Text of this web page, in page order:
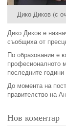
Дико Диков (с
Дико Диков е
съобщиха от
По образование е
професионалното
последните
До момента на
правителство на
Нов коментар